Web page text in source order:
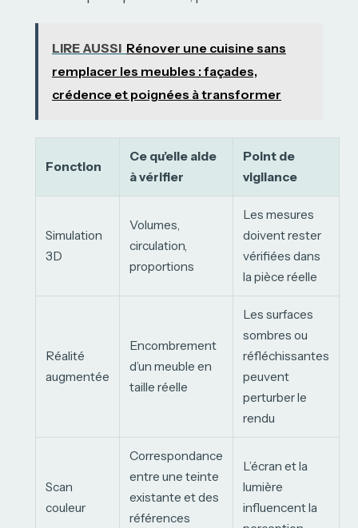
LIRE AUSSI Rénover une cuisine sans
remplacer les meubles : façades,
crédence et poignées à transformer
Fonction
Ce qu’elle aide
à vérifier
Point de
vigilance
Simulation
3D
Volumes,
circulation,
proportions
Les mesures
doivent rester
vérifiées dans
la pièce réelle
Réalité
augmentée
Encombrement
d’un meuble en
taille réelle
Les surfaces
sombres ou
réfléchissantes
peuvent
perturber le
rendu
Scan
couleur
Correspondance
entre une teinte
existante et des
références
L’écran et la
lumière
influencent la